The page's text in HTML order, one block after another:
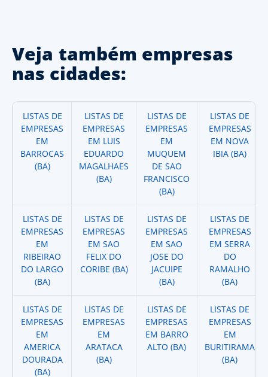
Veja também empresas
nas cidades:
LISTAS DE
EMPRESAS
EM
BARROCAS
(BA)
LISTAS DE
EMPRESAS
EM LUIS
EDUARDO
MAGALHAES
(BA)
LISTAS DE
EMPRESAS
EM
MUQUEM
DE SAO
FRANCISCO
(BA)
LISTAS DE
EMPRESAS
EM NOVA
IBIA (BA)
LISTAS DE
EMPRESAS
EM
RIBEIRAO
DO LARGO
(BA)
LISTAS DE
EMPRESAS
EM SAO
FELIX DO
CORIBE (BA)
LISTAS DE
EMPRESAS
EM SAO
JOSE DO
JACUIPE
(BA)
LISTAS DE
EMPRESAS
EM SERRA
DO
RAMALHO
(BA)
LISTAS DE
EMPRESAS
EM
AMERICA
DOURADA
(BA)
LISTAS DE
EMPRESAS
EM
ARATACA
(BA)
LISTAS DE
EMPRESAS
EM BARRO
ALTO (BA)
LISTAS DE
EMPRESAS
EM
BURITIRAMA
(BA)